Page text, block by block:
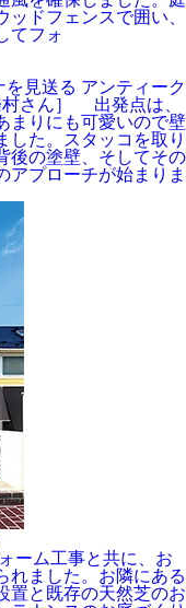
ドフェンスで囲い、
てフォ
見送る アンティーク
村さん］ 出発点は、
まりにも可愛いので壁
した。スタッコを取り
後の塗壁、そしてその
アプローチが始まりま
ーム工事と共に、お
れました。お隣にある
置と既存の天然芝のお